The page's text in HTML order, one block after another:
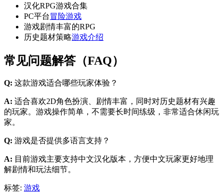
汉化RPG游戏合集
PC平台 冒险游戏
游戏剧情丰富的RPG
历史题材策略游戏介绍
常见问题解答（FAQ）
Q: 这款游戏适合哪些玩家体验？
A: 适合喜欢2D角色扮演、剧情丰富，同时对历史题材有兴趣
的玩家。游戏操作简单，不需要长时间练级，非常适合休闲玩
家。
Q: 游戏是否提供多语言支持？
A: 目前游戏主要支持中文汉化版本，方便中文玩家更好地理
解剧情和玩法细节。
标签: 游戏